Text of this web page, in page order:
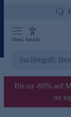
Menü Ansicht
Bis zu -60% auf
on